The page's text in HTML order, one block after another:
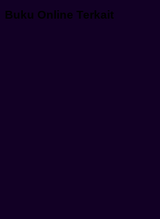
Buku Online Terkait